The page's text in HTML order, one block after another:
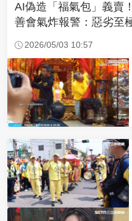
AI偽造「福氣包」義
善會氣炸報警：惡劣至
2026/05/03 10:57